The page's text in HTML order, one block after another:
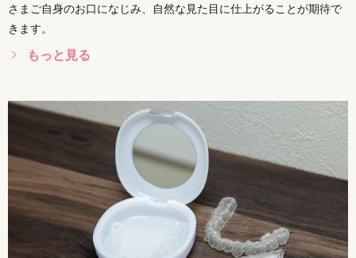
さまご自身のお口になじみ、自然な見た目に仕上がることが期待で
きます。
もっと見る